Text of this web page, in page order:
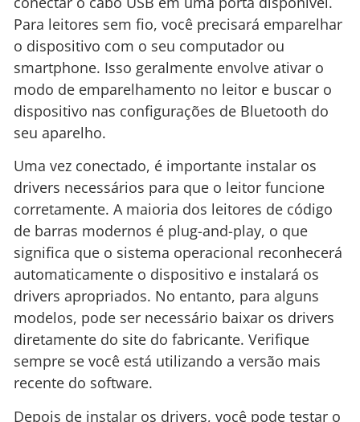
Para leitores sem fio, você precisará emparelhar
o dispositivo com o seu computador ou
smartphone. Isso geralmente envolve ativar o
modo de emparelhamento no leitor e buscar o
dispositivo nas configurações de Bluetooth do
seu aparelho.
Uma vez conectado, é importante instalar os
drivers necessários para que o leitor funcione
corretamente. A maioria dos leitores de código
de barras modernos é plug-and-play, o que
significa que o sistema operacional reconhecerá
automaticamente o dispositivo e instalará os
drivers apropriados. No entanto, para alguns
modelos, pode ser necessário baixar os drivers
diretamente do site do fabricante. Verifique
sempre se você está utilizando a versão mais
recente do software.
Depois de instalar os drivers, você pode testar o